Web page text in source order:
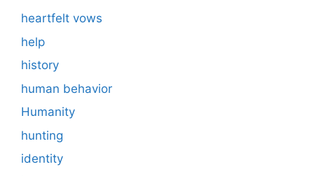
heartfelt vows
help
history
human behavior
Humanity
hunting
identity